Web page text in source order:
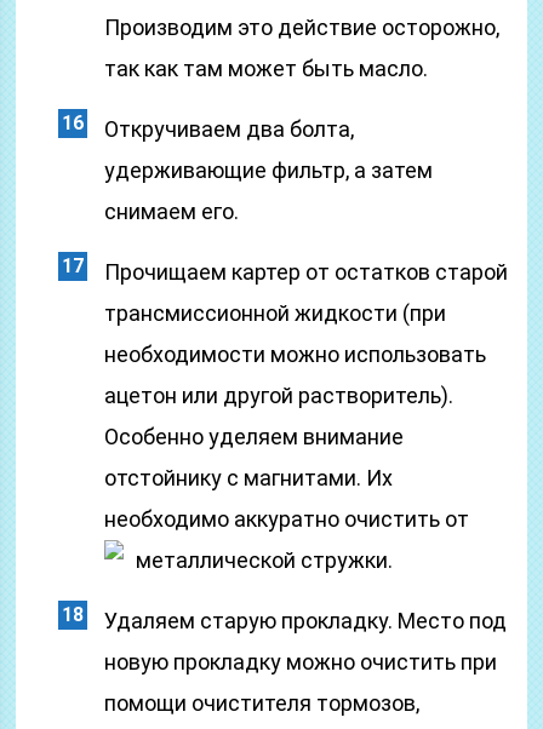
Производим это действие осторожно,
так как там может быть масло.
Откручиваем два болта,
удерживающие фильтр, а затем
снимаем его.
Прочищаем картер от остатков старой
трансмиссионной жидкости (при
необходимости можно использовать
ацетон или другой растворитель).
Особенно уделяем внимание
отстойнику с магнитами. Их
необходимо аккуратно очистить от
металлической стружки.
Удаляем старую прокладку. Место под
новую прокладку можно очистить при
помощи очистителя тормозов,